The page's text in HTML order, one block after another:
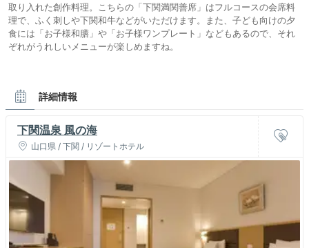
取り入れた創作料理。こちらの「下関満関善席」はフルコースの会席料
理で、ふく刺しや下関和牛などがいただけます。また、子ども向けの夕
食には「お子様和膳」や「お子様ワンプレート」などもあるので、それ
ぞれがうれしいメニューが楽しめますね。
詳細情報
下関温泉 風の海
山口県 / 下関 / リゾートホテル